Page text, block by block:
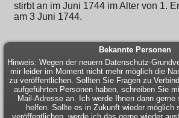
stirbt an im Juni 1744 im Alter von 1.
am 3 Juni 1744.
Bekannte Personen
Hinweis: Wegen der neuern Datenschutz-
mir leider im Moment nicht mehr möglich die
zu veröffentlichen. Sollten Sie Fragen zu
aufgeführten Personen haben, schreiben Sie
Mail-Adresse an. Ich werde Ihnen dann
helfen. Sollte es in Zukunft wieder möglich